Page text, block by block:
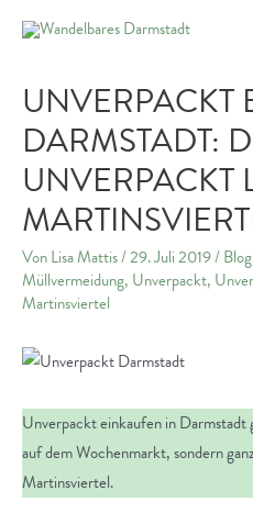
Inhalt
UNVERPACKT
DARMSTADT:
UNVERPACKT
VonLisa Mattis/29. Juli 2019/Blog
Müllvermeidung, Unverpackt,
Martinsviertel
Unverpackt einkaufen in
auf dem Wochenmarkt, sondern
Martinsviertel.